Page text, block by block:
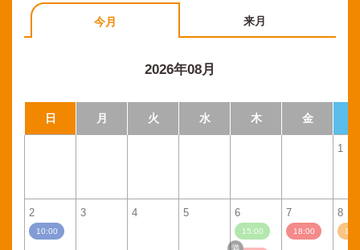
今月 来月
2026年08月
日 月 火 水 木 金
1
2
10:00
3 4 5 6
15:00
7
18:00
8